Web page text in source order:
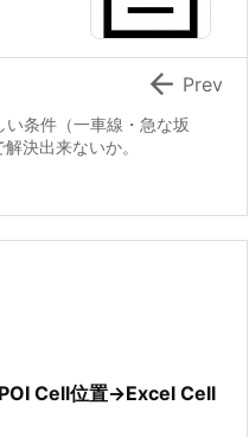
い条件（一車線・急な坂
決出来ないか。
 Prev
Cell位置->Excel Cell